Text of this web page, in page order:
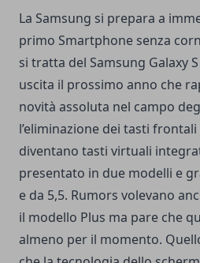
La Samsung si prepara a
primo Smartphone senza
si tratta del Samsung Galaxy
uscita il prossimo anno che
novità assoluta nel campo
l’eliminazione dei tasti
diventano tasti virtuali
presentato in due modelli e
e da 5,5. Rumors volevano
il modello Plus ma pare che
almeno per il momento.